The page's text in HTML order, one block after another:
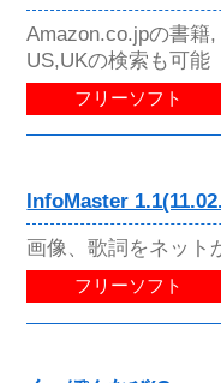
Amazon.co.jpの書籍
US,UKの検索も可能
フリーソフト
InfoMaster
画像、歌詞をネット
フリーソフト